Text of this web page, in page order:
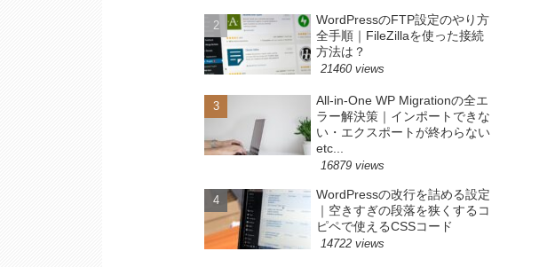
WordPressのFTP設定のやり方
全手順｜FileZillaを使った接続
方法は？
21460 views
All-in-One WP Migrationの全エ
ラー解決策｜インポートできな
い・エクスポートが終わらない
etc...
16879 views
WordPressの改行を詰める設定
｜空きすぎの段落を狭くするコ
ピペで使えるCSSコード
14722 views